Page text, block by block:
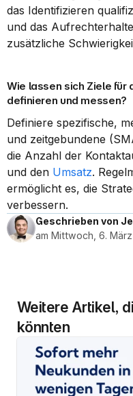
das Identifizieren
und das
zusätzliche
Wie lassen sich Ziele für
definieren und messen?
Definiere spezifische,
und zeitgebundene
die Anzahl der
und den Umsatz.
ermöglicht es, die
verbessern.
Geschrieben von
am Mittwoch, 6.
Weitere Artikel,
könnten